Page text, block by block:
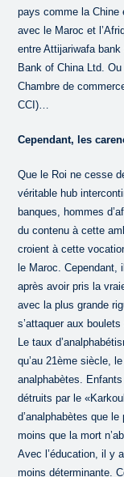
pays comme la Chine
avec le Maroc et
entre Attijariwafa bank
Bank of China Ltd.
Chambre de
CCI)…
Cependant, les
Que le Roi ne cesse
véritable hub
banques, hommes
du contenu à cette
croient à cette
le Maroc. Cependant,
après avoir pris la
avec la plus grande
s’attaquer aux
Le taux
qu’au 21ème siècle,
analphabètes.
détruits par le
d’analphabètes que
moins que la mort
Avec l’éducation, il y
moins déterminante.